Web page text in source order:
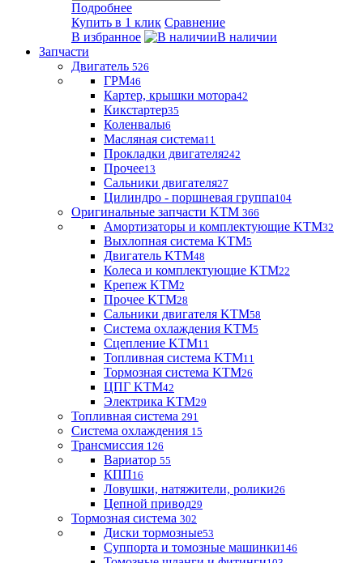
Подробнее
Купить в 1 клик Сравнение
В избранное
В наличии
Запчасти
Двигатель 526
ГРМ46
Картер, крышки мотора42
Кикстартер35
Коленвалы6
Масляная система11
Прокладки двигателя242
Прочее13
Сальники двигателя27
Цилиндро - поршневая группа104
Оригинальные запчасти KTM 366
Амортизаторы и комплектующие KTM32
Выхлопная система KTM5
Двигатель KTM48
Колеса и комплектующие KTM22
Крепеж KTM2
Прочее KTM28
Сальники двигателя KTM58
Система охлаждения KTM5
Сцепление KTM11
Топливная система KTM11
Тормозная система KTM26
ЦПГ KTM42
Электрика KTM29
Топливная система 291
Система охлаждения 15
Трансмиссия 126
Вариатор 55
КПП16
Ловушки, натяжители, ролики26
Цепной привод29
Тормозная система 302
Диски тормозные53
Суппорта и томозные машинки146